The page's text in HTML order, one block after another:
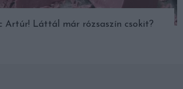
Artúr! Láttál már rózsaszín csokit?